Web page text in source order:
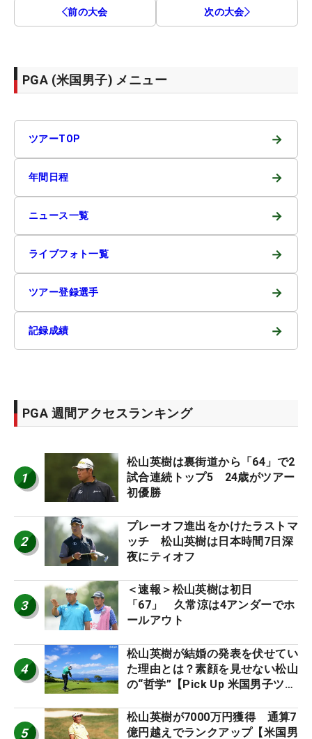
前の大会 次の大会
PGA (米国男子) メニュー
ツアーTOP →
年間日程 →
ニュース一覧 →
ライブフォト一覧 →
ツアー登録選手 →
記録成績 →
PGA 週間アクセスランキング
1
松山英樹は裏街道から「64」で2
試合連続トップ5 24歳がツアー
初優勝
2
プレーオフ進出をかけたラストマ
ッチ 松山英樹は日本時間7日深
夜にティオフ
3
＜速報＞松山英樹は初日
「67」 久常涼は4アンダーでホ
ールアウト
4
松山英樹が結婚の発表を伏せてい
た理由とは？素顔を見せない松山
の“哲学”【Pick Up 米国男子ツア
5
松山英樹が7000万円獲得 通算7
億円越えでランクアップ【米国男